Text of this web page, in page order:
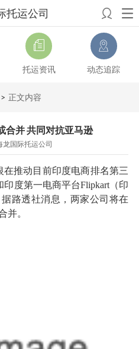
托运公司
际快递邮寄到新西兰哪个公司好？
做？注意事项有哪些？
青岛市国际
家方案？大连市国际搬家服务到中
搬家经历吗？
从长沙市国际快递邮
种好？
：家具海运到奥克兰怎么样能省
旺格雷有点不一样北京私人物品运
上海移民搬家到塞浦路斯，国际搬
到美国 从上海市托运到澳大利亚
美国从张家界市托运到美国 从南京
从佛山市搬家到美国从北京市搬家
海市搬家到意大利
托运资讯 动态追踪
> 正文内容
合并 共同对抗亚马逊
龙国际托运公司
在推动目前印度电商排名第三
印度第一电商平台Flipkart（印
路透社消息，两家公司将在
并。